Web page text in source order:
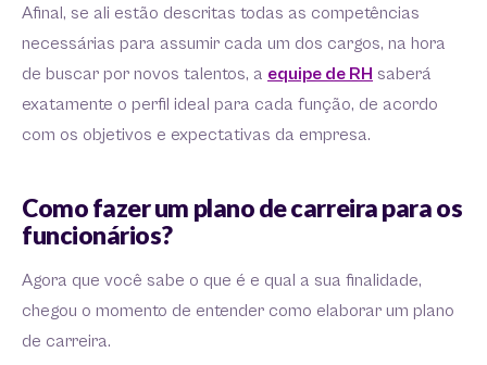
Afinal, se ali estão descritas todas as competências
necessárias para assumir cada um dos cargos, na hora
de buscar por novos talentos, a equipe de RH saberá
exatamente o perfil ideal para cada função, de acordo
com os objetivos e expectativas da empresa.
Como fazer um plano de carreira para os
funcionários?
Agora que você sabe o que é e qual a sua finalidade,
chegou o momento de entender como elaborar um plano
de carreira.